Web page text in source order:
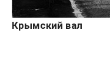
Крымский вал